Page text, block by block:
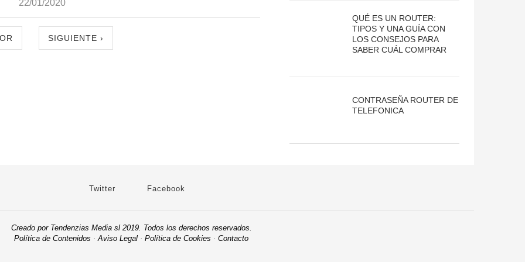
22/01/2020
SIGUIENTE ›
QUÉ ES UN ROUTER:
TIPOS Y UNA GUÍA CON
LOS CONSEJOS PARA
SABER CUÁL COMPRAR
CONTRASEÑA ROUTER DE
TELEFONICA
Twitter Facebook
Creado por Tendenzias Media sl 2019. Todos los derechos reservados.
Política de Contenidos · Aviso Legal · Política de Cookies · Contacto